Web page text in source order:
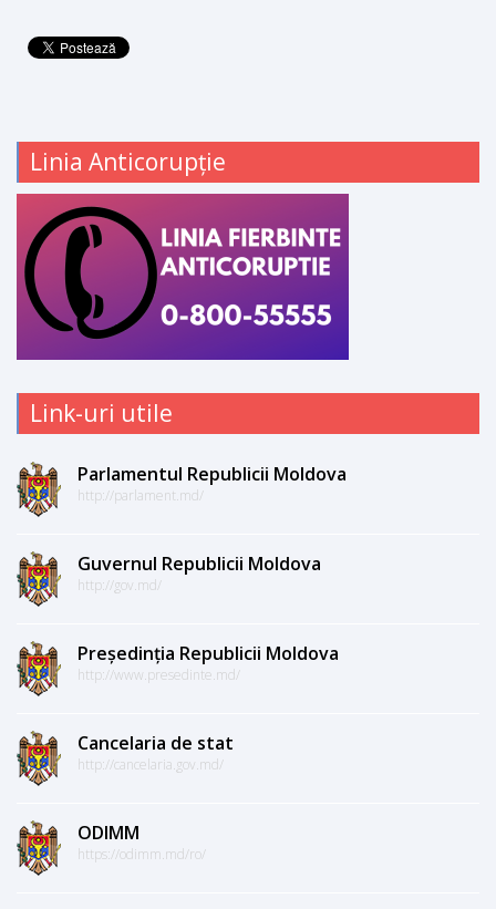
Linia Anticorupție
Link-uri utile
Parlamentul Republicii Moldova
http://parlament.md/
Guvernul Republicii Moldova
http://gov.md/
Președinția Republicii Moldova
http://www.presedinte.md/
Cancelaria de stat
http://cancelaria.gov.md/
ODIMM
https://odimm.md/ro/